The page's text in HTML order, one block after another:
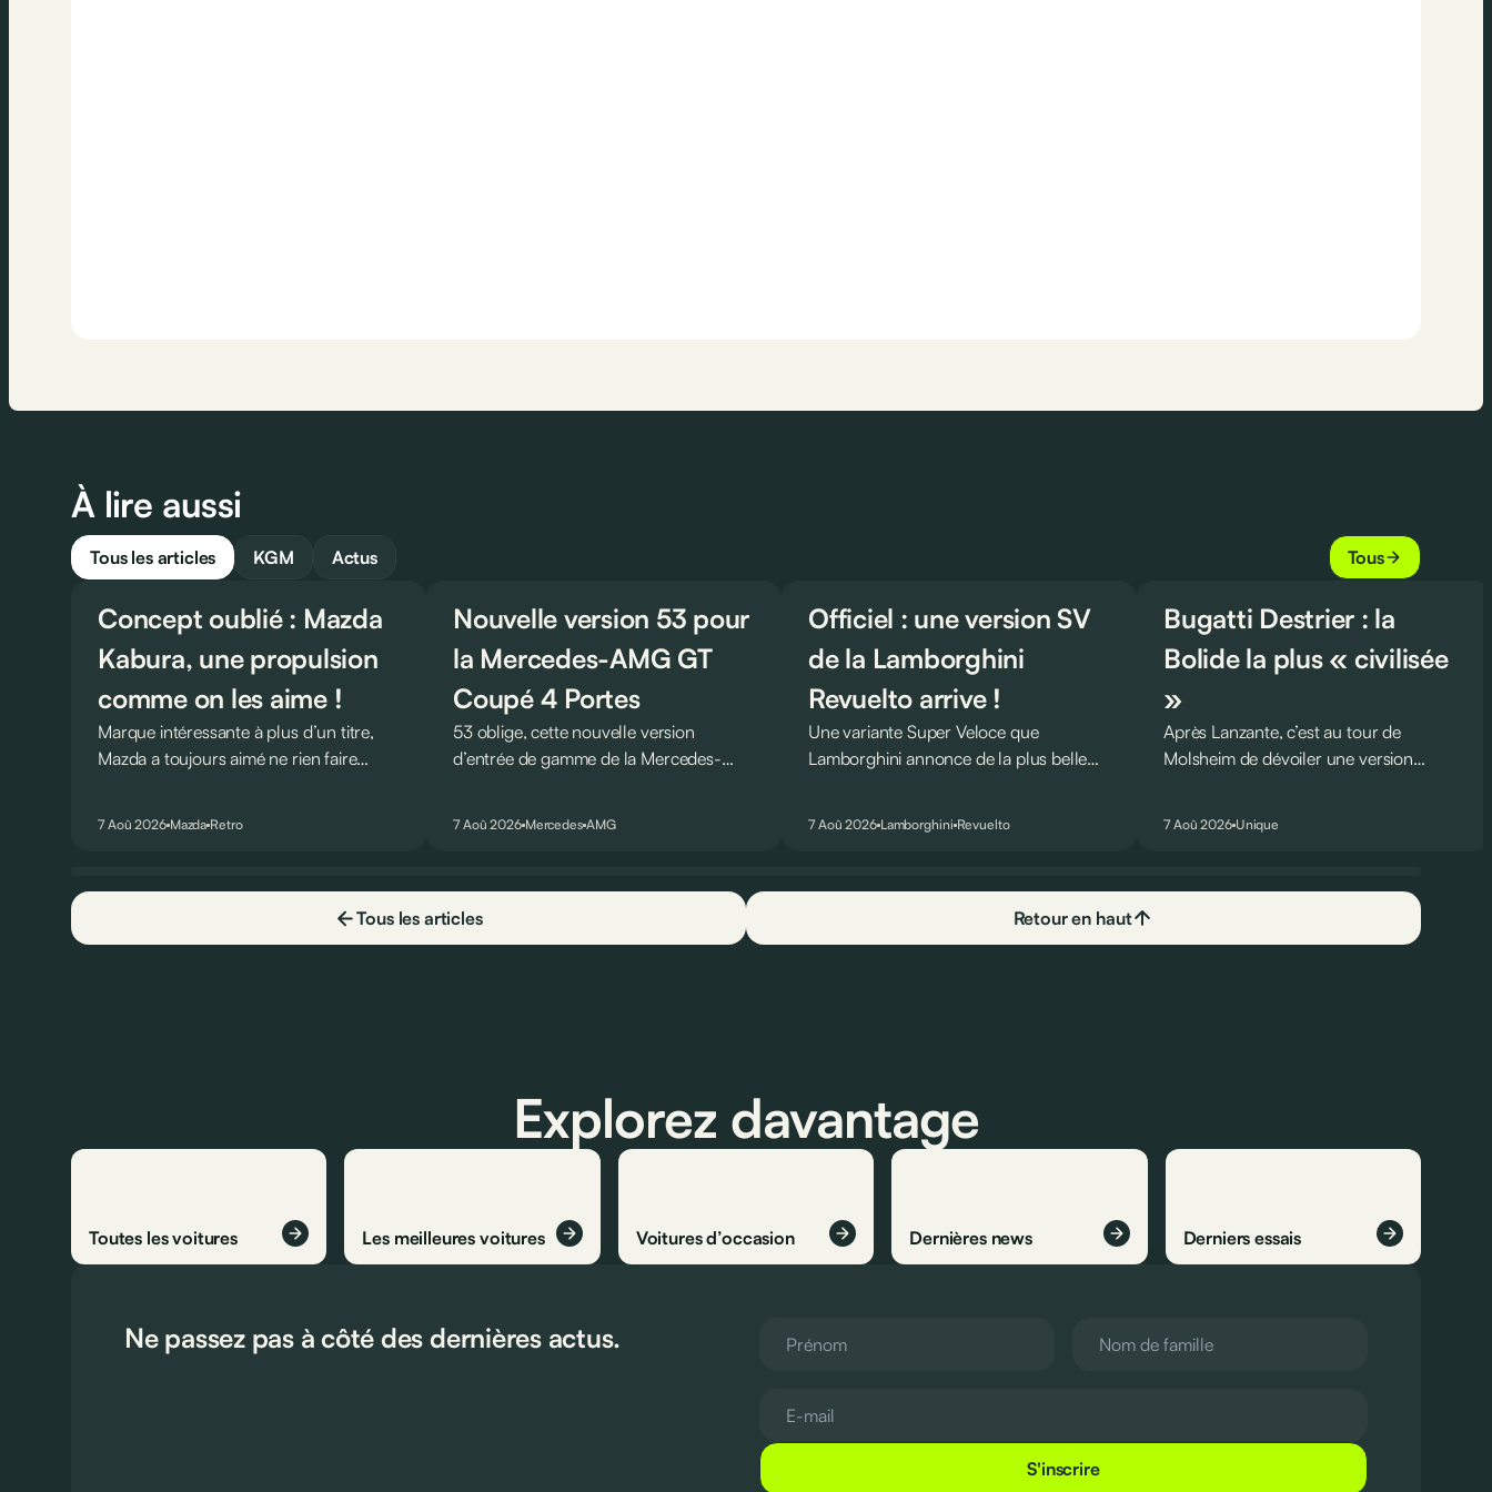
À lire aussi
Tous les articles KGM Actus Tous
Concept oublié : Mazda
Kabura, une propulsion
comme on les aime !
Marque intéressante à plus d’un titre,
Mazda a toujours aimé ne rien faire
7 Aoû 2026 Mazda Retro
Nouvelle version 53 pour
la Mercedes-AMG GT
Coupé 4 Portes
53 oblige, cette nouvelle version
d’entrée de gamme de la Mercedes-
7 Aoû 2026 Mercedes AMG
Officiel : une version SV
de la Lamborghini
Revuelto arrive !
Une variante Super Veloce que
Lamborghini annonce de la plus belle
voiture de série !
7 Aoû 2026 Lamborghini Revuelto
Bugatti Destrier : la
Bolide la plus « civilisée
»
Après Lanzante, c’est au tour de
Molsheim de dévoiler une version
7 Aoû 2026 Unique
Tous les articles Retour en haut
Explorez davantage
Toutes les voitures Les meilleures voitures Voitures d’occasion Dernières news Derniers essais
Ne passez pas à côté des dernières actus.
S'inscrire